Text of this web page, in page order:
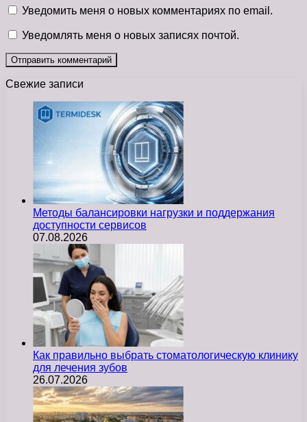
Уведомить меня о новых комментариях по email.
Уведомлять меня о новых записях почтой.
Свежие записи
Методы балансировки нагрузки и поддержания
доступности сервисов
07.08.2026
Как правильно выбрать стоматологическую клинику
для лечения зубов
26.07.2026